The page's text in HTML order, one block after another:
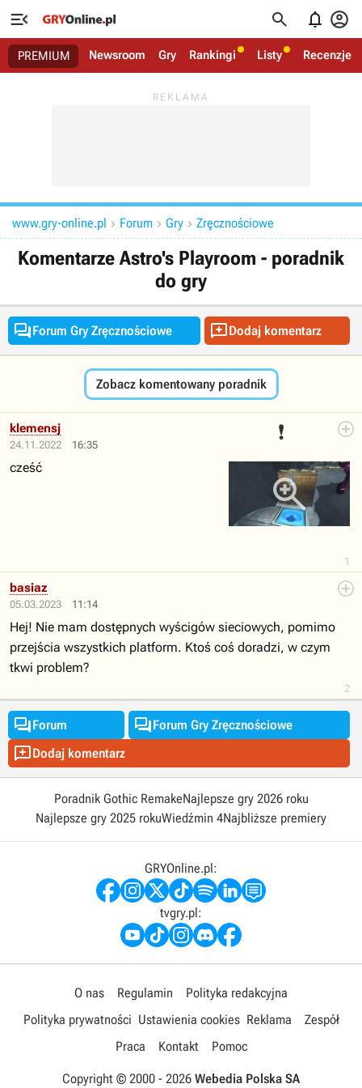
   
PREMIUM Newsroom Gry Rankingi Listy Recenzje
www.gry-online.pl  Forum  Gry  Zręcznościowe
Komentarze Astro's Playroom - poradnik
do gry
Forum Gry Zręcznościowe Dodaj komentarz
Zobacz komentowany poradnik
24.11.2022 16:35
❗
1
klemensj
cześć
05.03.2023 11:14
2
basiaz
Hej! Nie mam dostępnych wyścigów sieciowych, pomimo
przejścia wszystkich platform. Ktoś coś doradzi, w czym
tkwi problem?
Forum Forum Gry Zręcznościowe
Dodaj komentarz
Poradnik Gothic RemakeNajlepsze gry 2026 roku
Najlepsze gry 2025 rokuWiedźmin 4Najbliższe premiery
GRYOnline.pl:
tvgry.pl:
O nas Regulamin
Polityka redakcyjna
Polityka prywatności Ustawienia cookies Reklama
Zespół
Praca
Kontakt Pomoc
Copyright © 2000 - 2026 Webedia Polska SA